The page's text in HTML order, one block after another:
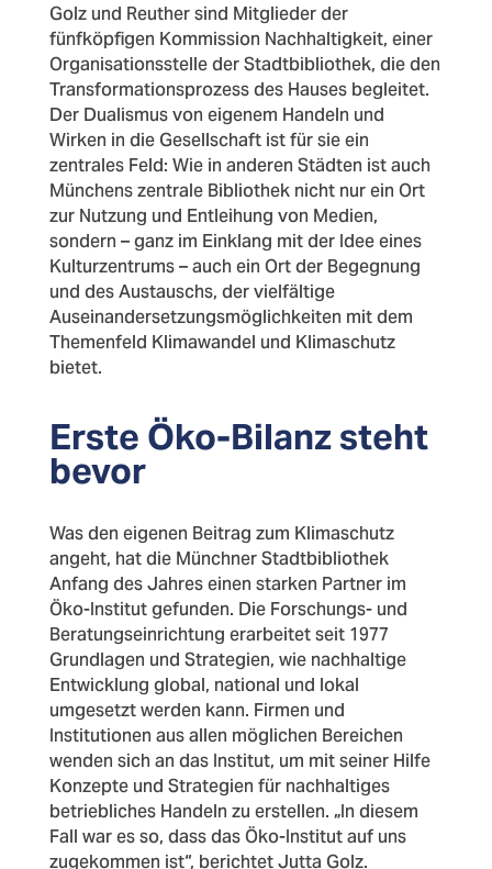
Golz und Reuther sind Mitglieder der
fünfköpfigen Kommission Nachhaltigkeit, einer
Organisationsstelle der Stadtbibliothek, die den
Transformationsprozess des Hauses begleitet.
Der Dualismus von eigenem Handeln und
Wirken in die Gesellschaft ist für sie ein
zentrales Feld: Wie in anderen Städten ist auch
Münchens zentrale Bibliothek nicht nur ein Ort
zur Nutzung und Entleihung von Medien,
sondern – ganz im Einklang mit der Idee eines
Kulturzentrums – auch ein Ort der Begegnung
und des Austauschs, der vielfältige
Auseinandersetzungsmöglichkeiten mit dem
Themenfeld Klimawandel und Klimaschutz
bietet.
Erste Öko-Bilanz steht
bevor
Was den eigenen Beitrag zum Klimaschutz
angeht, hat die Münchner Stadtbibliothek
Anfang des Jahres einen starken Partner im
Öko-Institut gefunden. Die Forschungs- und
Beratungseinrichtung erarbeitet seit 1977
Grundlagen und Strategien, wie nachhaltige
Entwicklung global, national und lokal
umgesetzt werden kann. Firmen und
Institutionen aus allen möglichen Bereichen
wenden sich an das Institut, um mit seiner Hilfe
Konzepte und Strategien für nachhaltiges
betriebliches Handeln zu erstellen. „In diesem
Fall war es so, dass das Öko-Institut auf uns
zugekommen ist“, berichtet Jutta Golz.